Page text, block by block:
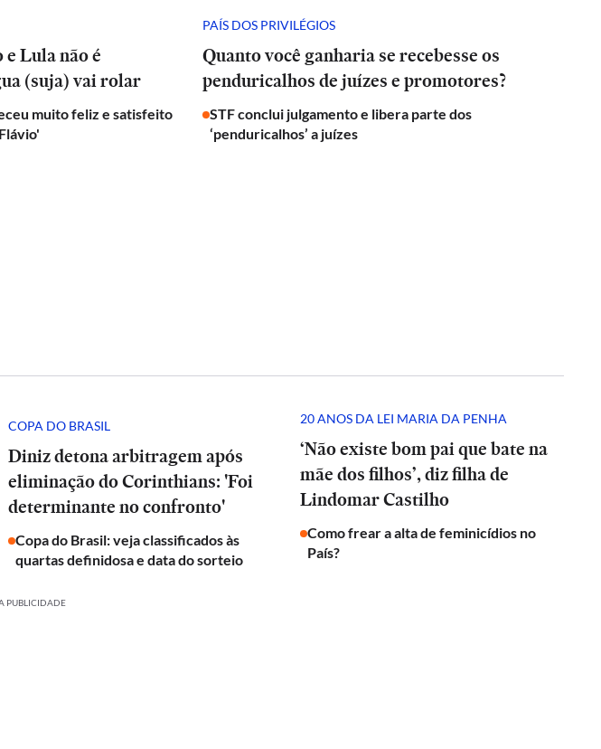
Lula não é
(suja) vai rolar
muito feliz e satisfeito
PAÍS DOS PRIVILÉGIOS
Quanto você ganharia se recebesse os
penduricalhos de juízes e promotores?
STF conclui julgamento e libera parte dos
‘penduricalhos’ a juízes
COPA DO BRASIL
Diniz detona arbitragem após
eliminação do Corinthians: 'Foi
determinante no confronto'
Copa do Brasil: veja classificados às
quartas definidosa e data do sorteio
20 ANOS DA LEI MARIA DA PENHA
‘Não existe bom pai que bate na
mãe dos filhos’, diz filha de
Lindomar Castilho
Como frear a alta de feminicídios no
País?
PUBLICIDADE